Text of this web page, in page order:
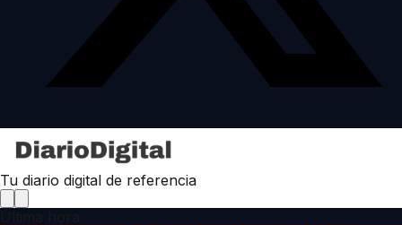
Tu diario digital de referencia